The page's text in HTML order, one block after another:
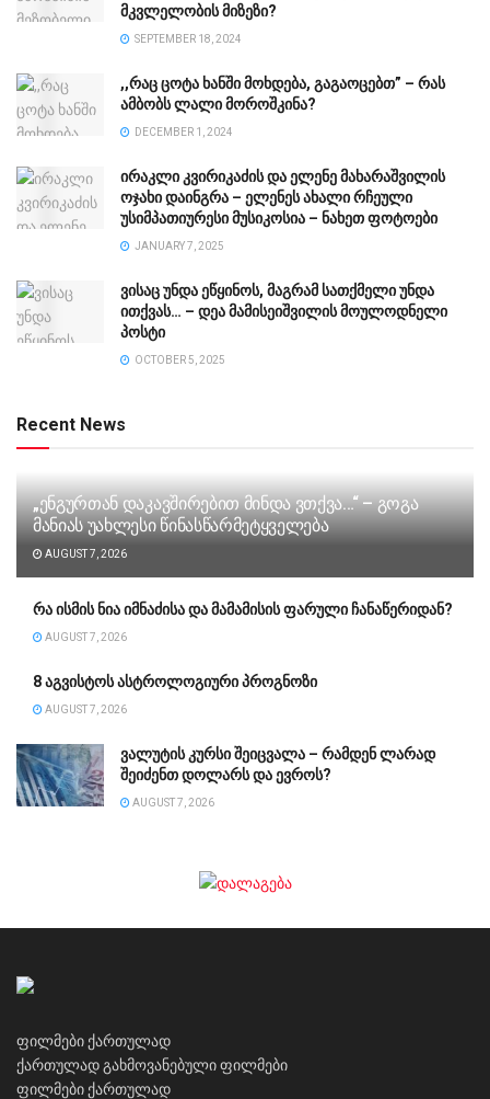
მკვლელობის მიზეზი?
SEPTEMBER 18, 2024
,,რაც ცოტა ხანში მოხდება, გაგაოცებთ” – რას
ამბობს ლალი მოროშკინა?
DECEMBER 1, 2024
ირაკლი კვირიკაძის და ელენე მახარაშვილის
ოჯახი დაინგრა – ელენეს ახალი რჩეული
უსიმპათიურესი მუსიკოსია – ნახეთ ფოტოები
JANUARY 7, 2025
ვისაც უნდა ეწყინოს, მაგრამ სათქმელი უნდა
ითქვას… – დეა მამისეიშვილის მოულოდნელი
პოსტი
OCTOBER 5, 2025
Recent News
„ენგურთან დაკავშირებით მინდა ვთქვა…“ – გოგა
მანიას უახლესი წინასწარმეტყველება
AUGUST 7, 2026
რა ისმის ნია იმნაძისა და მამამისის ფარული ჩანაწერიდან?
AUGUST 7, 2026
8 აგვისტოს ასტროლოგიური პროგნოზი
AUGUST 7, 2026
ვალუტის კურსი შეიცვალა – რამდენ ლარად
შეიძენთ დოლარს და ევროს?
AUGUST 7, 2026
ფილმები ქართულად
ქართულად გახმოვანებული ფილმები
ფილმები ქართულად